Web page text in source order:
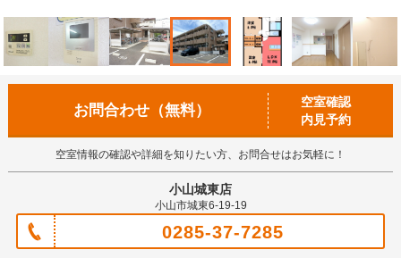
お問合わせ（無料）
空室確認
内見予約
空室情報の確認や詳細を知りたい方、お問合せはお気軽に！
小山城東店
小山市城東6-19-19
0285-37-7285